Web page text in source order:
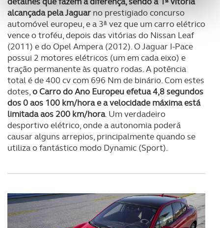
funcionalidades de redes sociais, bem como para
analisar dados de navegação no nosso website.
Adicionalmente partilhamos informação, relativa à sua
utilização do nosso site de publicidade e de análise, com
parceiros e organizações na UE e em países terceiros.
O ACP garantirá que as transferências internacionais de
dados pessoais serão realizadas apenas com o seu
consentimento e quando tal se afigure estritamente
necessário no contexto dos serviços a prestar.
Realçamos que o bloqueio de certo tipo de Cookies e
Consulte a política de cookies do site.
alcançada pela Jaguar no prestigiado concurso
automóvel europeu, e a 3ª vez que um carro elétrico
vence o troféu, depois das vitórias do Nissan Leaf
(2011) e do Opel Ampera (2012). O Jaguar I-Pace
possui 2 motores elétricos (um em cada eixo) e
tração permanente às quatro rodas. A potência
total é de 400 cv com 696 Nm de binário. Com estes
dotes,o Carro do Ano Europeu efetua 4,8 segundos
dos 0 aos 100 km/hora e a velocidade máxima está
limitada aos 200 km/hora. Um verdadeiro
desportivo elétrico, onde a autonomia poderá
causar alguns arrepios, principalmente quando se
utiliza o fantástico modo Dynamic (Sport).